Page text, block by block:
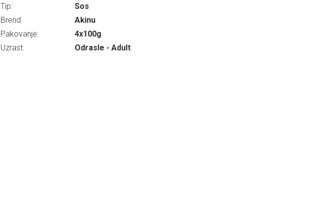
Tip:
Sos
Brend:
Akinu
Pakovanje:
4x100g
Uzrast:
Odrasle - Adult